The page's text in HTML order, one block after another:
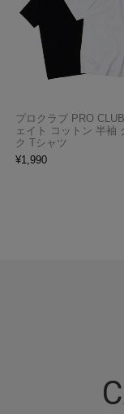
プロクラブ PRO
ェイト コットン 半袖
ク Tシャツ
¥1,990